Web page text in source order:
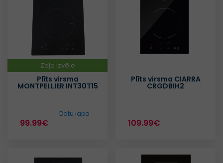
Zaļa Izvēle
Plīts virsma
MONTPELLIER INT30T15
99.99€
Datu lapa
Plīts virsma CIARRA
CRGDBIH2
109.99€